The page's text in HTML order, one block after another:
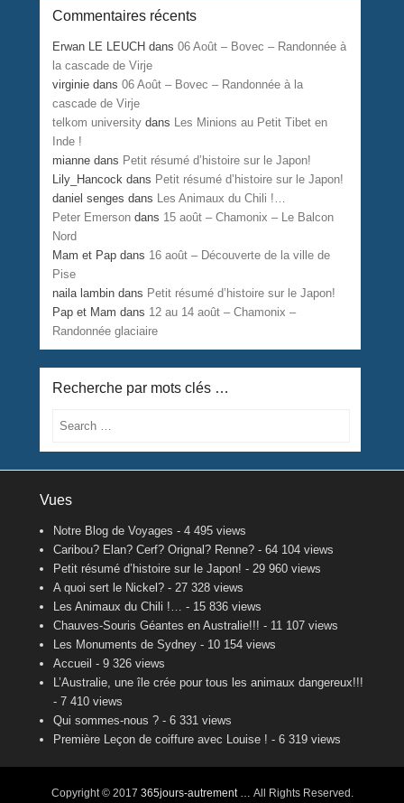
Commentaires récents
Erwan LE LEUCH dans06 Août – Bovec – Randonnée à
la cascade de Virje
virginie dans06 Août – Bovec – Randonnée à la
cascade de Virje
telkom university dans
Les Minions au Petit Tibet en
Inde !
mianne dans Petit résumé d’histoire sur le Japon!
Lily_Hancock dans Petit résumé d’histoire sur le Japon!
daniel senges dans
Les Animaux du Chili !…
Peter Emerson dans 15 août – Chamonix – Le Balcon
Nord
Mam et Pap dans 16 août – Découverte de la ville de
Pise
naila lambin dans Petit résumé d’histoire sur le Japon!
Pap et Mam dans 12 au 14 août – Chamonix –
Randonnée glaciaire
Recherche par mots clés …
Search
Vues
Notre Blog de Voyages - 4 495 views
Caribou? Elan? Cerf? Orignal? Renne? - 64 104 views
Petit résumé d’histoire sur le Japon! - 29 960 views
A quoi sert le Nickel? - 27 328 views
Les Animaux du Chili !…
- 15 836 views
Chauves-Souris Géantes en Australie!!! - 11 107 views
Les Monuments de Sydney - 10 154 views
Accueil - 9 326 views
L’Australie, une île crée pour tous les animaux dangereux!!!
- 7 410 views
Qui sommes-nous ? - 6 331 views
Première Leçon de coiffure avec Louise ! - 6 319 views
Copyright © 2017 365jours-autrement … All Rights Reserved.